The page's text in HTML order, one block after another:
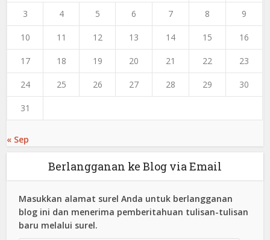
3 4 5 6 7 8 9
10 11 12 13 14 15 16
17 18 19 20 21 22 23
24 25 26 27 28 29 30
31
« Sep
Berlangganan ke Blog via Email
Masukkan alamat surel Anda untuk berlangganan
blog ini dan menerima pemberitahuan tulisan-tulisan
baru melalui surel.